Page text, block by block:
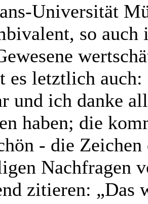
Universität
so auch
es letztlich
und ich danke
haben; die
- die
Nachfragen
zitieren: